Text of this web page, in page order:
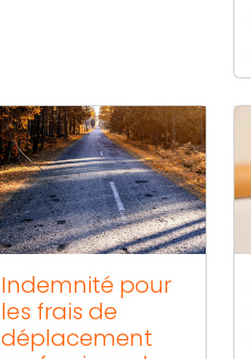
Indemnité pour
les frais de
déplacement